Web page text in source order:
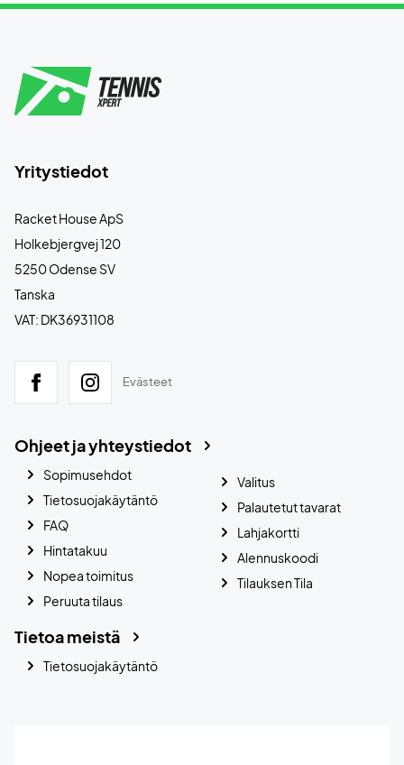
Yritystiedot
Racket House ApS
Holkebjergvej 120
5250 Odense SV
Tanska
VAT: DK36931108
Evästeet
Ohjeet ja yhteystiedot
Sopimusehdot
Tietosuojakäytäntö
FAQ
Hintatakuu
Nopea toimitus
Peruuta tilaus
Valitus
Palautetut tavarat
Lahjakortti
Alennuskoodi
Tilauksen Tila
Tietoa meistä
Tietosuojakäytäntö